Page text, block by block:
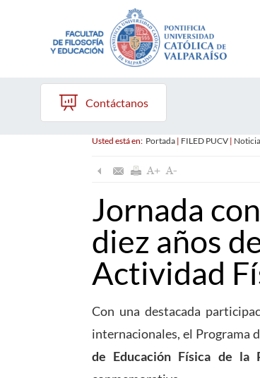
Contáctanos
Usted está en: Portada| FILED PUCV|
Jornada
diez años
Actividad
Con una destacada
internacionales, el Programa
de Educación Física de la